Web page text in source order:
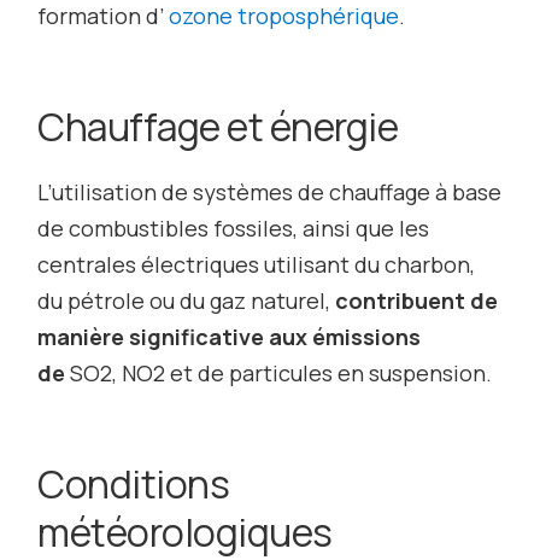
formation d’ozone troposphérique.
Chauffage et énergie
L’utilisation de systèmes de chauffage à base
de combustibles fossiles, ainsi que les
centrales électriques utilisant du charbon,
du pétrole ou du gaz naturel, contribuent de
manière significative aux émissions
de SO2, NO2 et de particules en suspension.
Conditions
météorologiques